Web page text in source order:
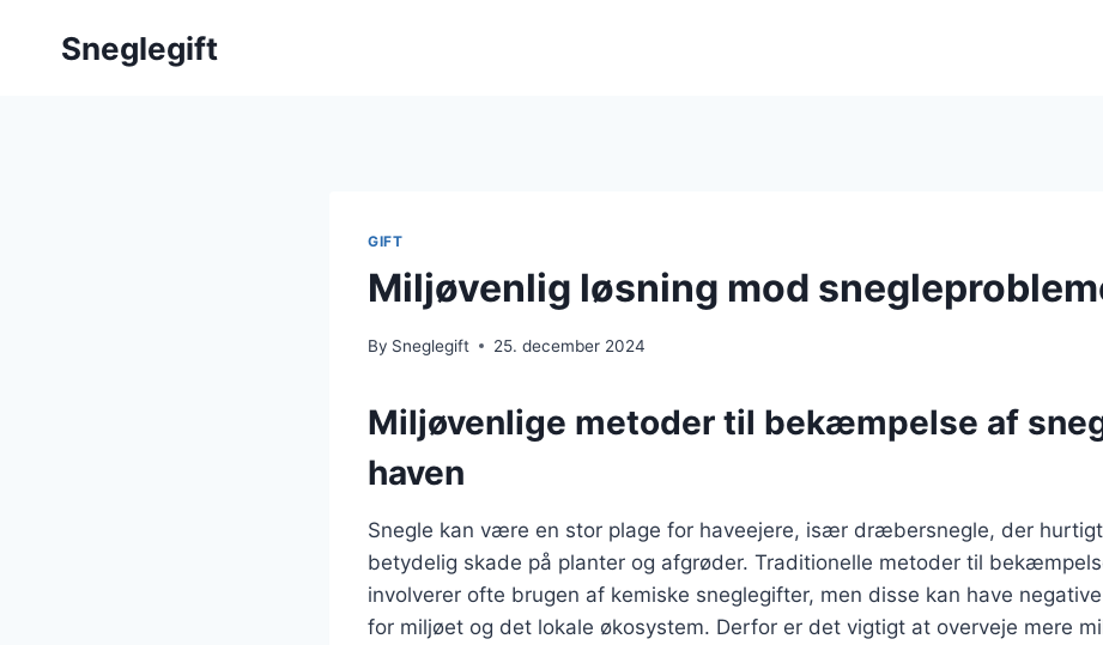
Sneglegift
GIFT
Miljøvenlig løsning mod
By Sneglegift 25. december 2024
Miljøvenlige metoder til bekæmpelse af
haven
Snegle kan være en stor plage for haveejere, især dræbersnegle, der
betydelig skade på planter og afgrøder. Traditionelle metoder til
involverer ofte brugen af kemiske sneglegifter, men disse kan have
for miljøet og det lokale økosystem. Derfor er det vigtigt at overveje mere